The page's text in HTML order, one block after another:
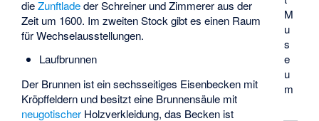
M
u
s
e
u
m
dieZunftladeder Schreiner und Zimmerer aus der
Zeit um 1600. Im zweiten Stock gibt es einen Raum
für Wechselausstellungen.
Laufbrunnen
Der Brunnen ist ein sechsseitiges Eisenbecken mit
Kröpffeldern und besitzt eine Brunnensäule mit
neugotischer Holzverkleidung, das Becken ist